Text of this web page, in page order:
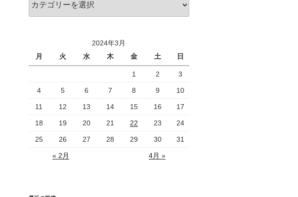
テ
2024年3月
月
火 水 木 金 土 日
1 2 3
4 5 6 7 8 9 10
11 12 13 14 15 16 17
18 19 20 21 22 23 24
25 26 27 28 29 30 31
« 2月 4月 »